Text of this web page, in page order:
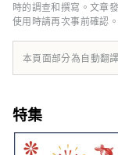
提供
為理
兵庫
時的調查和撰寫。文章
使用時請再次事前確認。
本頁面部分為自動翻
特集